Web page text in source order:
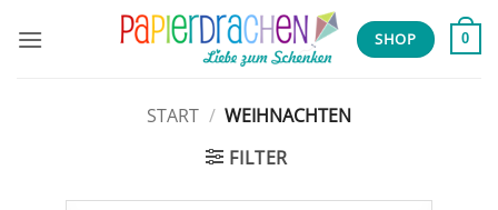
Inhalt
SHOP 0
START / WEIHNACHTEN
FILTER